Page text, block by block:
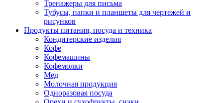
Тренажеры для письма
Тубусы, папки и планшеты для чертежей и
рисунков
Продукты питания, посуда и техника
Кондитерские изделия
Кофе
Кофемашины
Кофемолки
Мед
Молочная продукция
Одноразовая посуда